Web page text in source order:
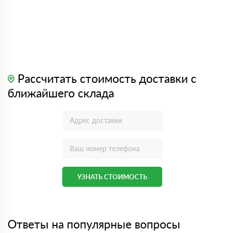
Рассчитать стоимость доставки с
ближайшего склада
УЗНАТЬ СТОИМОСТЬ
Ответы на популярные вопросы